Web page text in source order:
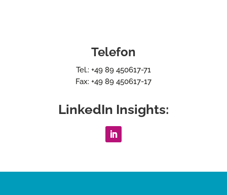
Telefon
Tel.: +49 89 450617-71
Fax: +49 89 450617-17
LinkedIn Insights: